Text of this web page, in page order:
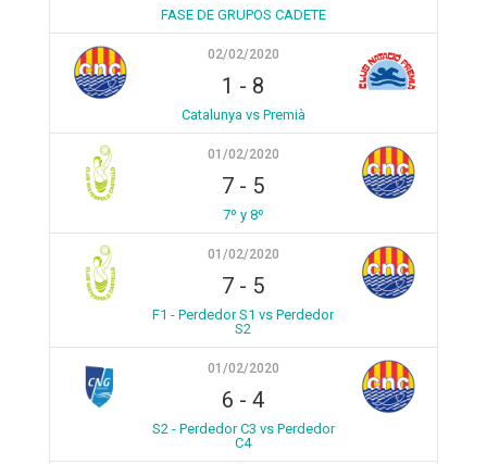
FASE DE GRUPOS CADETE
02/02/2020
1 - 8
Catalunya vs Premià
01/02/2020
7 - 5
7º y 8º
01/02/2020
7 - 5
F1 - Perdedor S1 vs Perdedor
S2
01/02/2020
6 -4
S2 - Perdedor C3 vs Perdedor
C4